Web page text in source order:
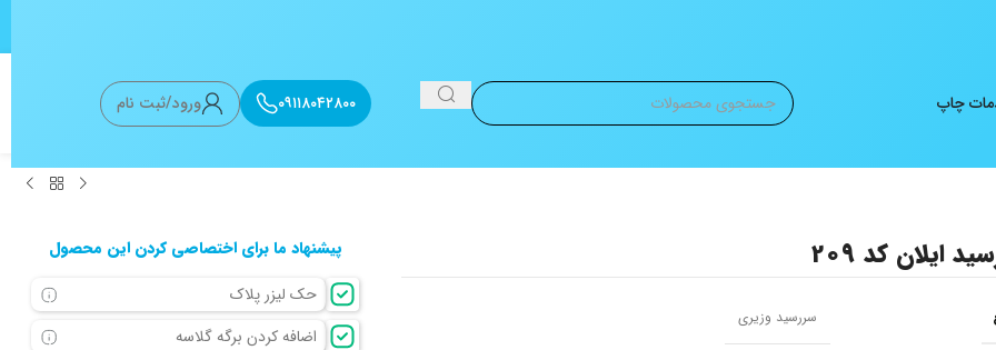
چاپ ۰۹۱۱۸۰۴۲۸۰۰ ورود/ثبت نام
ایلان کد 209
سررسید وزیری
پیشنهاد ما برای اختصاصی کردن این محصول
حک لیزر پلاک
اضافه کردن برگه گلاسه